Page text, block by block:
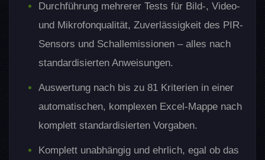
Durchführung mehrerer Tests für Bild-, Video-
und Mikrofonqualität, Zuverlässigkeit des PIR-
Sensors und Schallemissionen – alles nach
standardisierten Anweisungen.
Auswertung nach bis zu 81 Kriterien in einer
automatischen, komplexen Excel-Mappe nach
komplett standardisierten Vorgaben.
Komplett unabhängig und ehrlich, egal ob das